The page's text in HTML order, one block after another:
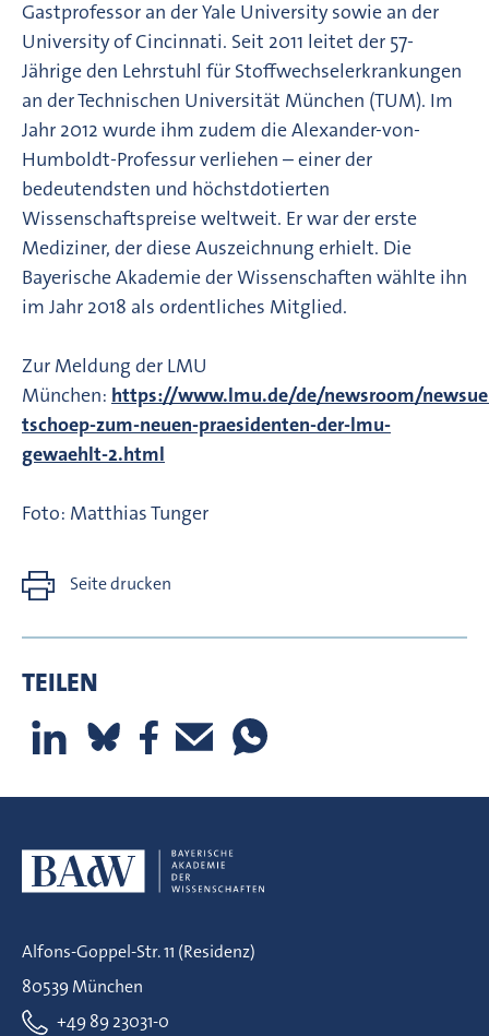
Gastprofessor an der Yale University sowie an der
University of Cincinnati. Seit 2011 leitet der 57-
Jährige den Lehrstuhl für Stoffwechselerkrankungen
an der Technischen Universität München (TUM). Im
Jahr 2012 wurde ihm zudem die Alexander-von-
Humboldt-Professur verliehen – einer der
bedeutendsten und höchstdotierten
Wissenschaftspreise weltweit. Er war der erste
Mediziner, der diese Auszeichnung erhielt. Die
Bayerische Akademie der Wissenschaften wählte ihn
im Jahr 2018 als ordentliches Mitglied.
Zur Meldung der LMU
München: https://www.lmu.de/de/newsroom/
tschoep-zum-neuen-praesidenten-der-lmu-
gewaehlt-2.html
Foto: Matthias Tunger
Seite drucken
TEILEN
Alfons-Goppel-Str. 11 (Residenz)
80539 München
+49 89 23031-0